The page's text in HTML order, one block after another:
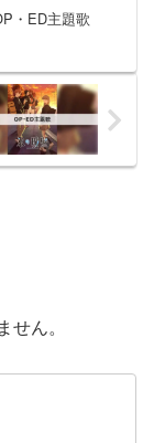
・ED主題歌
ん。